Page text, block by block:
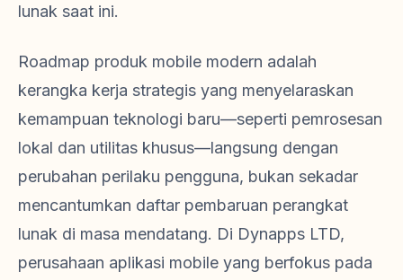
lunak saat ini.
Roadmap produk mobile modern adalah
kerangka kerja strategis yang menyelaraskan
kemampuan teknologi baru—seperti pemrosesan
lokal dan utilitas khusus—langsung dengan
perubahan perilaku pengguna, bukan sekadar
mencantumkan daftar pembaruan perangkat
lunak di masa mendatang. Di Dynapps LTD,
perusahaan aplikasi mobile yang berfokus pada